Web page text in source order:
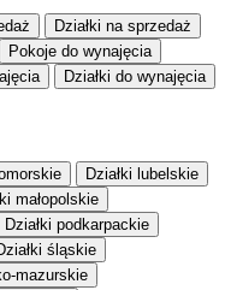
Działki na sprzedaż
Pokoje do wynajęcia
Działki do wynajęcia
Działki lubelskie
małopolskie
Działki podkarpackie
śląskie
mazurskie